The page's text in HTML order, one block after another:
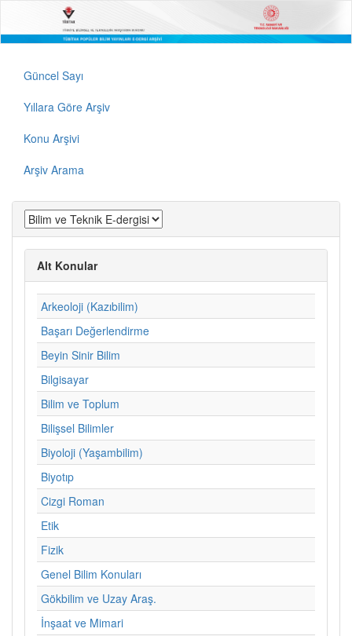
Güncel Sayı
Yıllara Göre Arşiv
Konu Arşivi
Arşiv Arama
Alt Konular
Arkeoloji (Kazıbilim)
Başarı Değerlendirme
Beyin Sinir Bilim
Bilgisayar
Bilim ve Toplum
Bilişsel Bilimler
Biyoloji (Yaşambilim)
Biyotıp
Cizgi Roman
Etik
Fizik
Genel Bilim Konuları
Gökbilim ve Uzay Araş.
İnşaat ve Mimari